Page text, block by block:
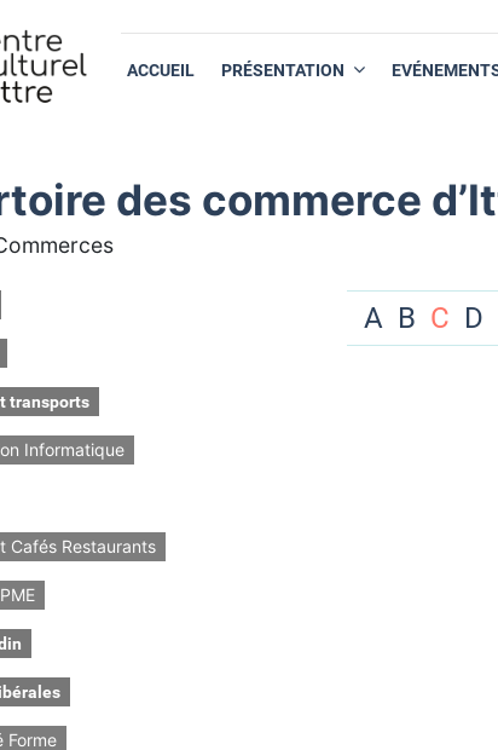
ACCUEIL PRÉSENTATION
des commerce
transports
Informatique
Cafés Restaurants
Forme
A B C D